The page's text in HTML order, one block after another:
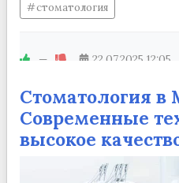
стоматология
— 22.07.2025 12:05
Стоматология в
Современные
высокое